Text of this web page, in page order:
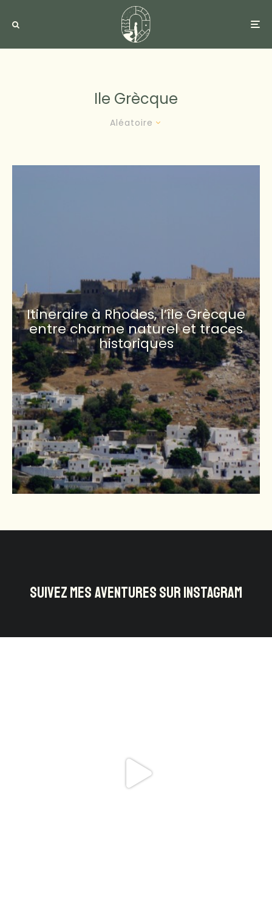
Ile Grècque
Aléatoire
Itineraire à Rhodes, l’île Grècque
entre charme naturel et traces
historiques
SUIVEZ MES AVENTURES SUR INSTAGRAM